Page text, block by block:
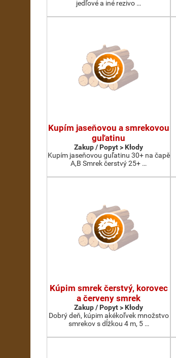
jedľové a iné rezivo …
Kupím jaseňovou a smrekovou
guľatinu
Zakup / Popyt > Kłody
Kupím jaseňovou guľatinu 30+ na čapě
A,B Smrek čerstvý 25+ …
Kúpim smrek čerstvý, korovec
a červeny smrek
Zakup / Popyt > Kłody
Dobrý deň, kúpim akékoľvek množstvo
smrekov s dĺžkou 4 m, 5 …